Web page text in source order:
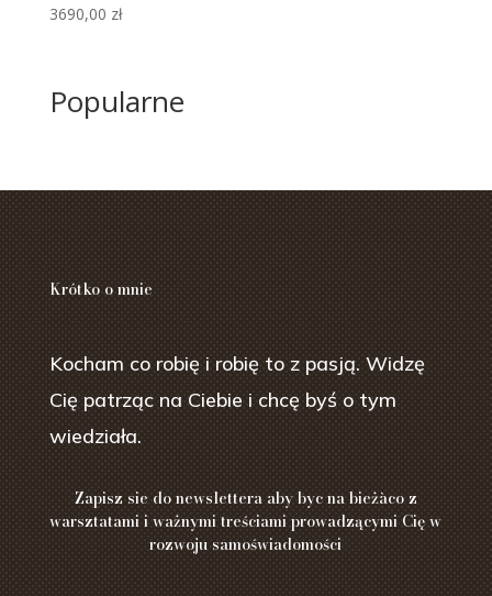
3690,00 zł
Popularne
Krótko o mnie
Kocham co robię i robię to z pasją. Widzę
Cię patrząc na Ciebie i chcę byś o tym
wiedziała.
Zapisz sie do newslettera aby byc na bieżàco z
warsztatami i ważnymi treściami prowadzącymi Cię w
rozwoju samoświadomości